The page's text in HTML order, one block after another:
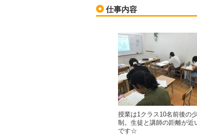
仕事内容
授業は1クラス10名前後の
制。生徒と講師の距離が近
です☆